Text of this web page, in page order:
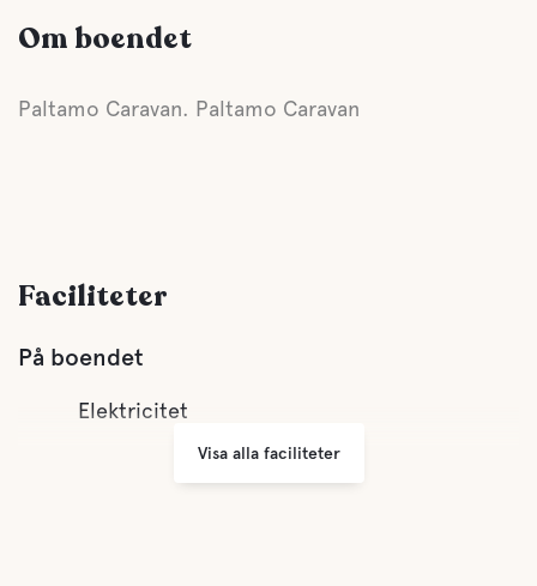
Om boendet
Paltamo Caravan. Paltamo Caravan
Faciliteter
På boendet
Elektricitet
Visa alla faciliteter